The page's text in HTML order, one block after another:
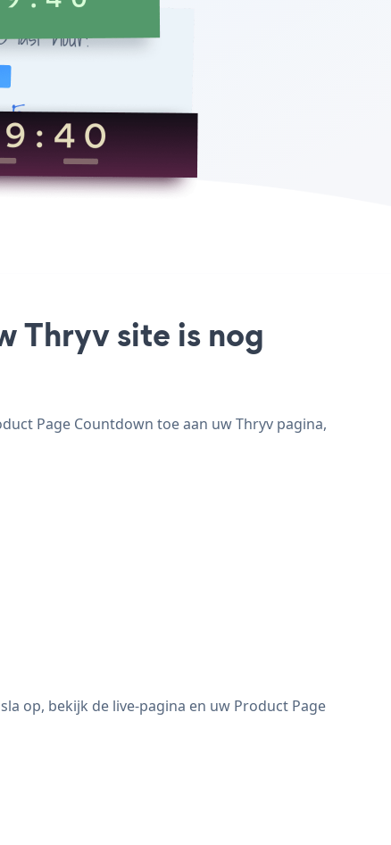
Thryv site is nog
Page Countdown toe aan uw Thryv pagina,
op, bekijk de live-pagina en uw Product Page